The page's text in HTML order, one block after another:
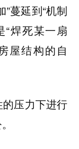
蔓延到“机制
“焊死某一扇
屋结构的自
压力下进行